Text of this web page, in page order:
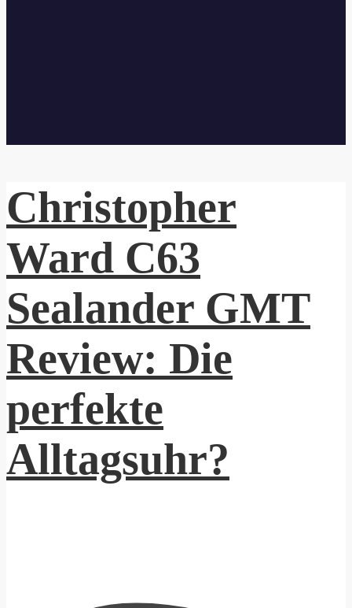
Christopher
Ward C63
Sealander GMT
Review: Die
perfekte
Alltagsuhr?